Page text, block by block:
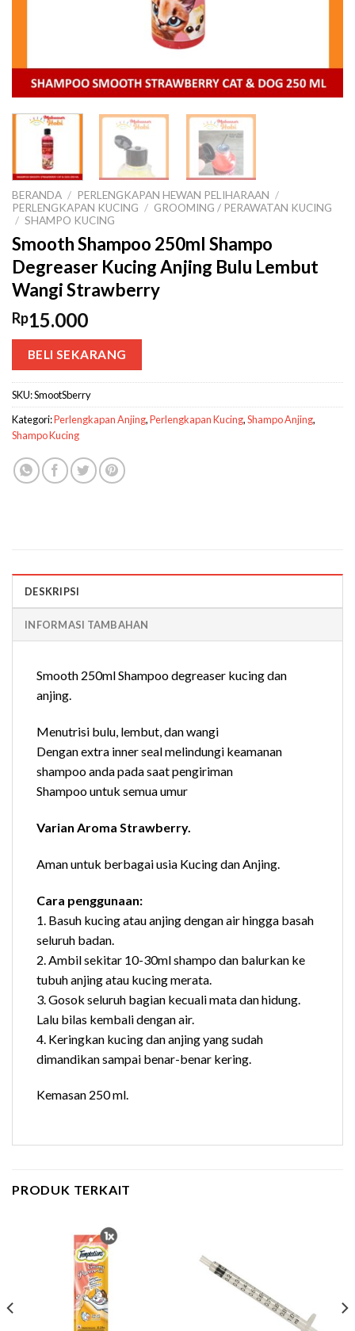
BERANDA / PERLENGKAPAN HEWAN PELIHARAAN /
PERLENGKAPAN KUCING / GROOMING / PERAWATAN KUCING
/ SHAMPO KUCING
Smooth Shampoo 250ml Shampo
Degreaser Kucing Anjing Bulu Lembut
Wangi Strawberry
Rp15.000
BELI SEKARANG
SKU:SmootSberry
Kategori:Perlengkapan Anjing,Perlengkapan Kucing,Shampo Anjing,
Shampo Kucing
DESKRIPSI
INFORMASI TAMBAHAN
Smooth 250ml Shampoo degreaser kucing dan
anjing.
Menutrisi bulu, lembut, dan wangi
Dengan extra inner seal melindungi keamanan
shampoo anda pada saat pengiriman
Shampoo untuk semua umur
Varian Aroma Strawberry.
Aman untuk berbagai usia Kucing dan Anjing.
Cara penggunaan:
1. Basuh kucing atau anjing dengan air hingga basah
seluruh badan.
2. Ambil sekitar 10-30ml shampo dan balurkan ke
tubuh anjing atau kucing merata.
3. Gosok seluruh bagian kecuali mata dan hidung.
Lalu bilas kembali dengan air.
4. Keringkan kucing dan anjing yang sudah
dimandikan sampai benar-benar kering.
Kemasan 250 ml.
PRODUK TERKAIT